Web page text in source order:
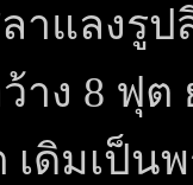
าแลงรูป
าง 8 ฟุต
เดิมเป็น